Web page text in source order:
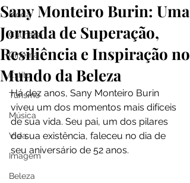
Moda
Culinária
Cinema
Estilo
Turismo
Música
Vida
Imagem
Beleza
Sany Monteiro Burin: Uma
Jornada de Superação,
Resiliência e Inspiração no
Mundo da Beleza
Há dez anos, Sany Monteiro Burin
viveu um dos momentos mais difíceis
de sua vida. Seu pai, um dos pilares
de sua existência, faleceu no dia de
seu aniversário de 52 anos.